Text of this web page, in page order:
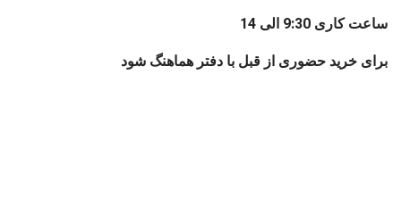
ساعت کاری 9:30 الی 14
برای خرید حضوری از قبل با دفتر هماهنگ شود